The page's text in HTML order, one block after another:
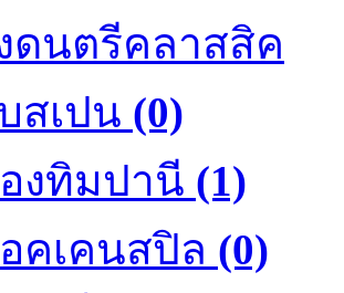
ดนตรีคลาสสิค
สเปน (0)
งทิมปานี (1)
คเคนสปิล (0)